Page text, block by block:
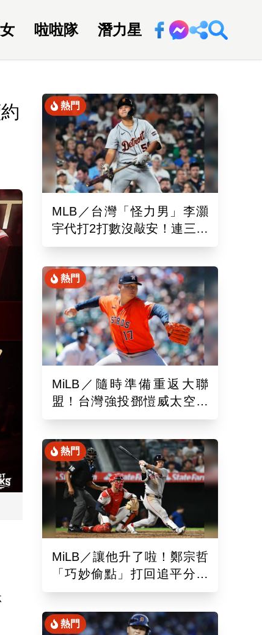
啦啦隊 潛力星 回新聞網
熱門
MLB／台灣「怪力男」李灝
宇代打2打數沒敲安！連三場
坐板凳 老虎11:0完封水手
熱門
MiLB／隨時準備重返大聯
盟！台灣強投鄧愷威太空人
3A登板後援1.2局飆3K
熱門
MiLB／讓他升了啦！鄭宗哲
「巧妙偷點」打回追平分助
隊以10比4大勝
熱門